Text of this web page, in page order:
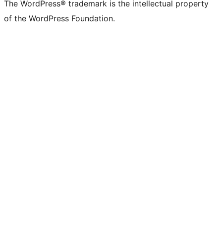
The WordPress® trademark is the intellectual property
of the WordPress Foundation.